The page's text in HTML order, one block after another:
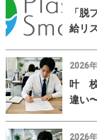
「脱
給リ
2026
叶
違い
2026